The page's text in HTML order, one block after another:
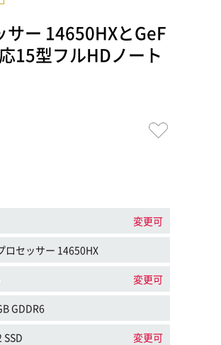
ー 14650HXとGeF
15型フルHDノート
変更可
セッサー 14650HX
変更可
GDDR6
SSD 変更可